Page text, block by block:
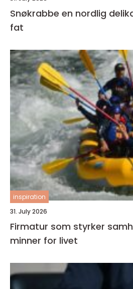
Snøkrabbe en nordlig delikatesse på norske
fat
inspiration
31. July 2026
Firmatur som styrker
minner for livet